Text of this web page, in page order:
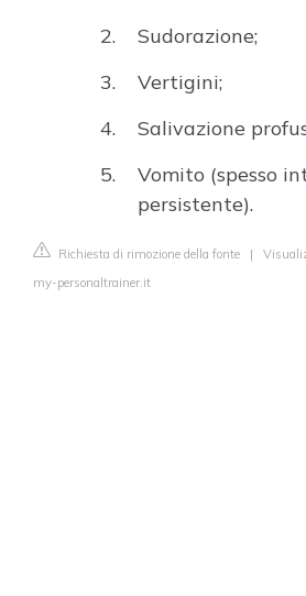
Sudorazione;
Vertigini;
Salivazione
Vomito (spesso
persistente).
Richiesta di rimozione della fonte |
my-personaltrainer.it